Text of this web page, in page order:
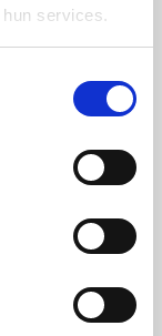
services.
Get Your Guide